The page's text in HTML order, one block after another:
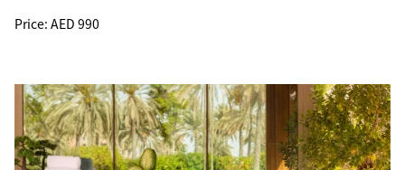
Price: AED 990